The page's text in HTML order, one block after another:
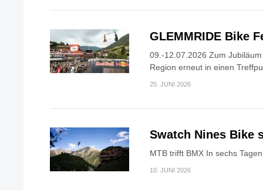
GLEMMRIDE Bike
09.-12.07.2026 Zum
Region erneut in einen
25. JUNI 2026
Swatch Nines Bike
MTB trifft BMX In sechs
10. JUNI 2026